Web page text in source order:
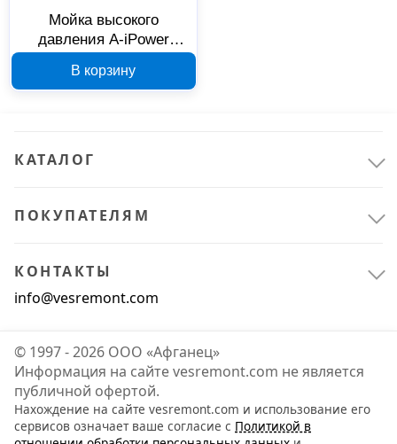
Мойка высокого
давления A-iPower
В корзину
КАТАЛОГ
ПОКУПАТЕЛЯМ
КОНТАКТЫ
info@vesremont.com
© 1997 - 2026 ООО «Афганец»
Информация на сайте vesremont.com не является
публичной офертой.
Нахождение на сайте vesremont.com и использование его
сервисов означает ваше согласие с Политикой в